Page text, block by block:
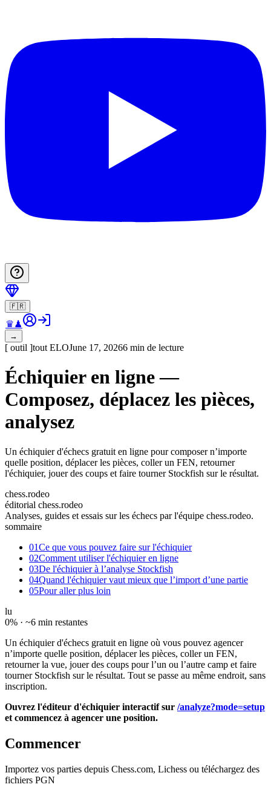
🇫🇷
♛♟
→
[ outil ]tout ELOJune 17, 20266 min de lecture
Échiquier en ligne —
Composez, déplacez les pièces,
analysez
Un échiquier d'échecs gratuit en ligne pour composer n’importe
quelle position, déplacer les pièces, coller un FEN, retourner
l'échiquier, jouer des coups et faire tourner Stockfish sur le résultat.
chess.rodeo
éditorial chess.rodeo
Analyses, guides et essais sur les échecs par l'équipe chess.rodeo.
sommaire
01Ce que vous pouvez faire sur l'échiquier
02Comment utiliser l'échiquier en ligne
03De l'échiquier à l’analyse Stockfish
04Quand l'échiquier vaut mieux que l’import d’une partie
05Pour aller plus loin
lu
0% · ~6 min restantes
Un échiquier d'échecs gratuit en ligne où vous pouvez agencer
n’importe quelle position, déplacer les pièces, coller un FEN,
retourner la vue, jouer des coups pour l’un ou l’autre camp et faire
tourner Stockfish sur le résultat. Tout se passe au même endroit, sans
inscription.
Ouvrez l'éditeur d'échiquier interactif sur /analyze?mode=setup
et commencez à agencer une position.
Commencer
Importez vos parties depuis Chess.com, Lichess ou téléchargez des
fichiers PGN